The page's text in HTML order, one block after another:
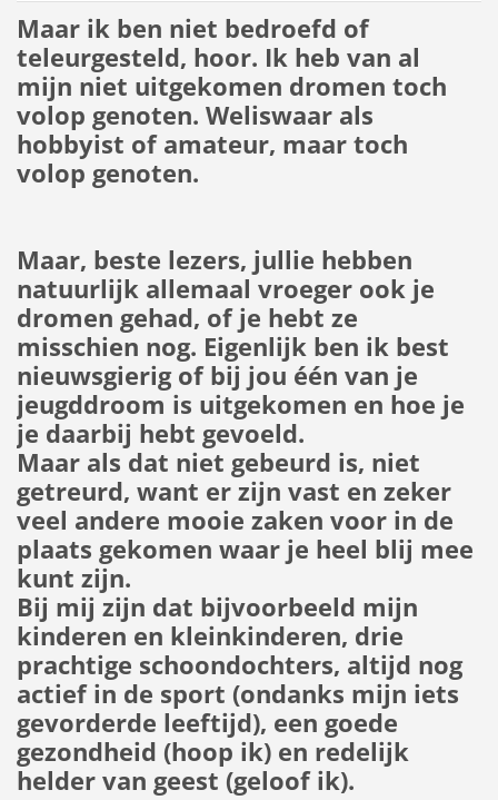
Maar ik ben niet bedroefd of
teleurgesteld, hoor. Ik heb van al
mijn niet uitgekomen dromen toch
volop genoten. Weliswaar als
hobbyist of amateur, maar toch
volop genoten.
Maar, beste lezers, jullie hebben
natuurlijk allemaal vroeger ook je
dromen gehad, of je hebt ze
misschien nog. Eigenlijk ben ik best
nieuwsgierig of bij jou één van je
jeugddroom is uitgekomen en hoe je
je daarbij hebt gevoeld.
Maar als dat niet gebeurd is, niet
getreurd, want er zijn vast en zeker
veel andere mooie zaken voor in de
plaats gekomen waar je heel blij mee
kunt zijn.
Bij mij zijn dat bijvoorbeeld mijn
kinderen en kleinkinderen, drie
prachtige schoondochters, altijd nog
actief in de sport (ondanks mijn iets
gevorderde leeftijd), een goede
gezondheid (hoop ik) en redelijk
helder van geest (geloof ik).